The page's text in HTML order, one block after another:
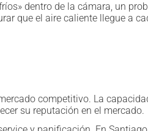
dentro de la cámara, un
que el aire caliente llegue a
competitivo. La
su reputación en el mercado.